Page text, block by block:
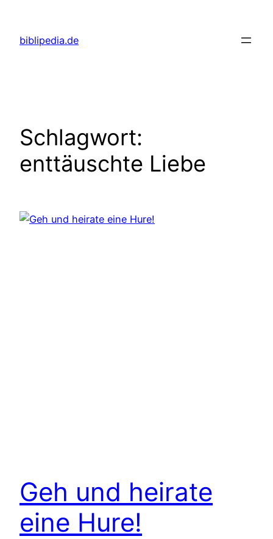
springen
biblipedia.de
Schlagwort:
enttäuschte Liebe
Geh und heirate
eine Hure!